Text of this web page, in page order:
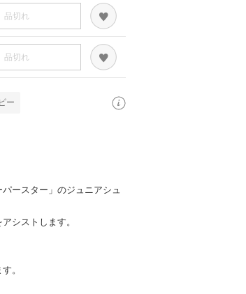
品切れ
品切れ
ー
ースター」のジュニアシュ
シストします。
。